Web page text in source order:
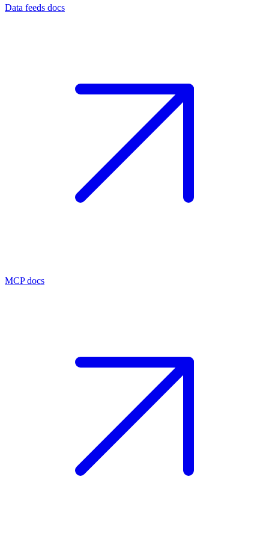
Data feeds docs
MCP docs